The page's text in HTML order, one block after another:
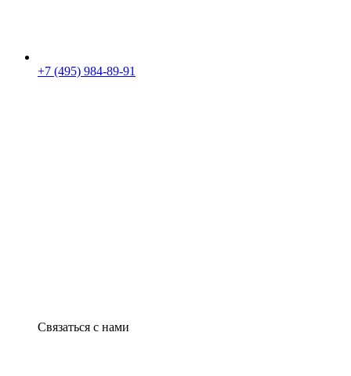
+7 (495) 984-89-91
Связаться с нами